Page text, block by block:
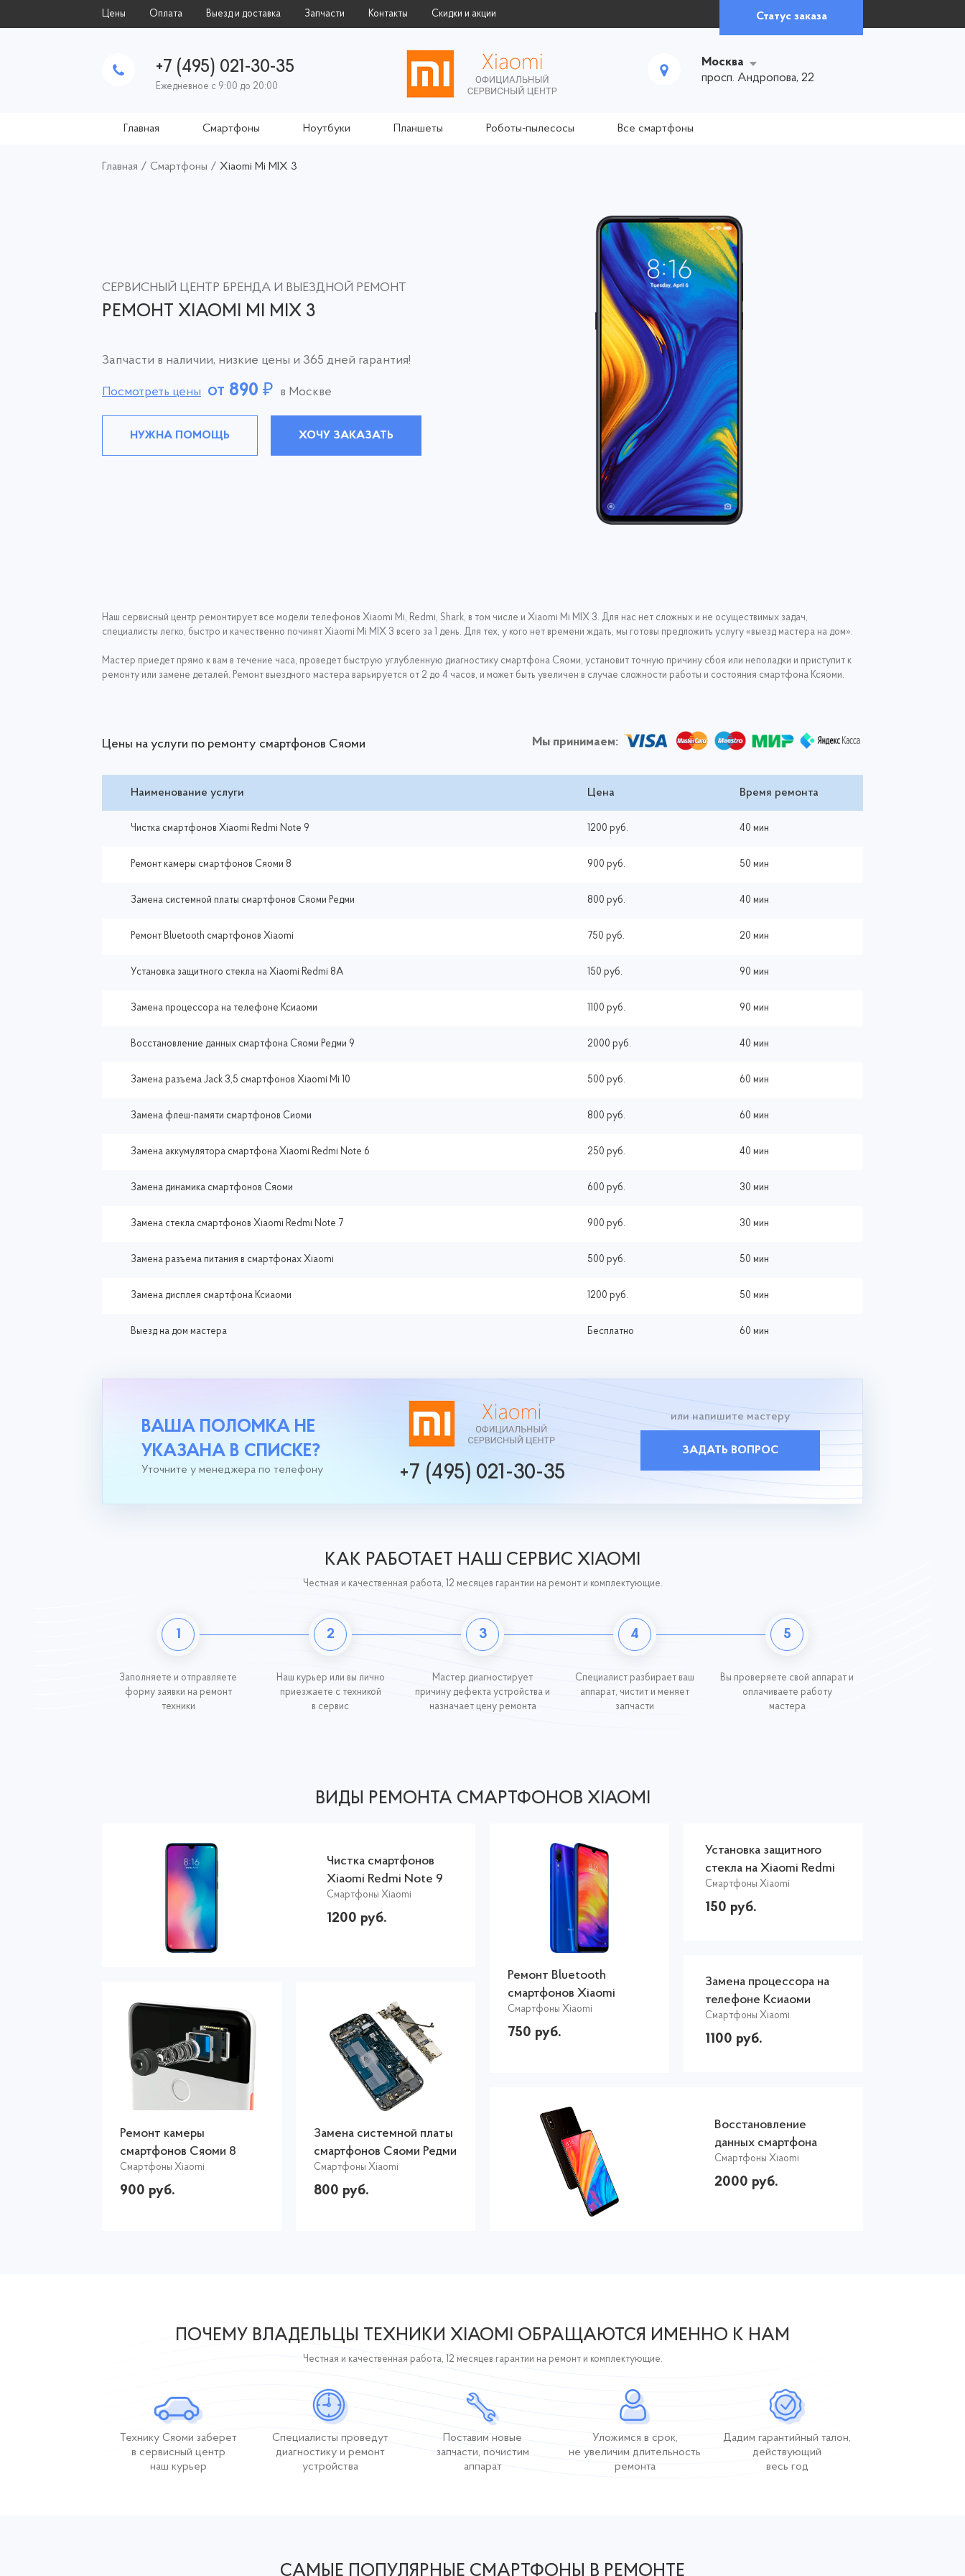
Цены Оплата Выезд и доставка Запчасти Контакты Скидки и акции Статус заказа
+7 (495) 021-30-35
Ежедневное с 9:00 до 20:00
Москва
просп. Андропова, 22
Главная Смартфоны Ноутбуки Планшеты Роботы-пылесосы Все смартфоны
Главная / Смартфоны / Xiaomi Mi MIX 3
СЕРВИСНЫЙ ЦЕНТР БРЕНДА И ВЫЕЗДНОЙ РЕМОНТ
РЕМОНТ XIAOMI MI MIX 3
Запчасти в наличии, низкие цены и 365 дней гарантия!
Посмотреть цены от 890 ₽ в Москве
НУЖНА ПОМОЩЬ ХОЧУ ЗАКАЗАТЬ
Наш сервисный центр ремонтирует все модели телефонов Xiaomi Mi, Redmi, Shark, в том числе и Xiaomi Mi MIX 3. Для нас нет сложных и не осуществимых задач,
специалисты легко, быстро и качественно починят Xiaomi Mi MIX 3 всего за 1 день. Для тех, у кого нет времени ждать, мы готовы предложить услугу «выезд мастера на дом».
Мастер приедет прямо к вам в течение часа, проведет быструю углубленную диагностику смартфона Сяоми, установит точную причину сбоя или неполадки и приступит к
ремонту или замене деталей. Ремонт выездного мастера варьируется от 2 до 4 часов, и может быть увеличен в случае сложности работы и состояния смартфона Ксяоми.
Мы принимаем:
Цены на услуги по ремонту смартфонов Сяоми
Наименование услуги Цена Время ремонта
Чистка смартфонов Xiaomi Redmi Note 9 1200 руб. 40 мин
Ремонт камеры смартфонов Сяоми 8 900 руб. 50 мин
Замена системной платы смартфонов Сяоми Редми 800 руб. 40 мин
Ремонт Bluetooth смартфонов Xiaomi 750 руб. 20 мин
Установка защитного стекла на Xiaomi Redmi 8A 150 руб. 90 мин
Замена процессора на телефоне Ксиаоми 1100 руб. 90 мин
Восстановление данных смартфона Сяоми Редми 9 2000 руб. 40 мин
Замена разъема Jack 3,5 смартфонов Xiaomi Mi 10 500 руб. 60 мин
Замена флеш-памяти смартфонов Сиоми 800 руб. 60 мин
Замена аккумулятора смартфона Xiaomi Redmi Note 6 250 руб. 40 мин
Замена динамика смартфонов Сяоми 600 руб. 30 мин
Замена стекла смартфонов Xiaomi Redmi Note 7 900 руб. 30 мин
Замена разъема питания в смартфонах Xiaomi 500 руб. 50 мин
Замена дисплея смартфона Ксиаоми 1200 руб. 50 мин
Выезд на дом мастера Бесплатно 60 мин
ВАША ПОЛОМКА НЕ
УКАЗАНА В СПИСКЕ?
Уточните у менеджера по телефону +7 (495) 021-30-35
или напишите мастеру
ЗАДАТЬ ВОПРОС
КАК РАБОТАЕТ НАШ СЕРВИС XIAOMI
Честная и качественная работа, 12 месяцев гарантии на ремонт и комплектующие.
1
Заполняете и отправляете
форму заявки на ремонт
техники
2
Наш курьер или вы лично
приезжаете с техникой
в сервис
3
Мастер диагностирует
причину дефекта устройства и
назначает цену ремонта
4
Специалист разбирает ваш
аппарат, чистит и меняет
запчасти
5
Вы проверяете свой аппарат и
оплачиваете работу
мастера
ВИДЫ РЕМОНТА СМАРТФОНОВ XIAOMI
Чистка смартфонов
Xiaomi Redmi Note 9
Смартфоны Xiaomi
1200 руб.
Ремонт камеры
смартфонов Сяоми 8
Смартфоны Xiaomi
900 руб.
Замена системной платы
смартфонов Сяоми Редми
Смартфоны Xiaomi
800 руб.
Ремонт Bluetooth
смартфонов Xiaomi
Смартфоны Xiaomi
750 руб.
Установка защитного
стекла на Xiaomi Redmi
8A
Смартфоны Xiaomi
150 руб.
Замена процессора на
телефоне Ксиаоми
Смартфоны Xiaomi
1100 руб.
Восстановление
данных смартфона
Сяоми Редми 9
Смартфоны Xiaomi
2000 руб.
ПОЧЕМУ ВЛАДЕЛЬЦЫ ТЕХНИКИ XIAOMI ОБРАЩАЮТСЯ ИМЕННО К НАМ
Честная и качественная работа, 12 месяцев гарантии на ремонт и комплектующие.
Технику Сяоми заберет
в сервисный центр
наш курьер
Специалисты проведут
диагностику и ремонт
устройства
Поставим новые
запчасти, почистим
аппарат
Уложимся в срок,
не увеличим длительность
ремонта
Дадим гарантийный талон,
действующий
весь год
САМЫЕ ПОПУЛЯРНЫЕ СМАРТФОНЫ В РЕМОНТЕ